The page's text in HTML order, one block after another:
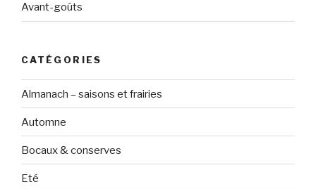
Avant-goûts
CATÉGORIES
Almanach – saisons et frairies
Automne
Bocaux & conserves
Eté